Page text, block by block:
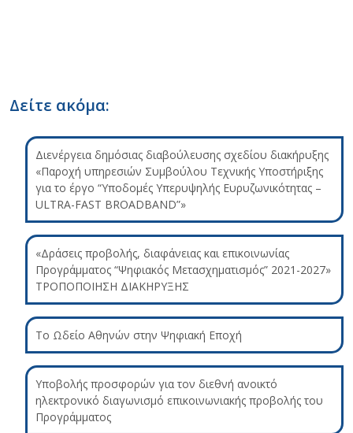
Δείτε ακόμα:
Διενέργεια δημόσιας διαβούλευσης σχεδίου διακήρυξης
«Παροχή υπηρεσιών Συμβούλου Τεχνικής Υποστήριξης
για το έργο “Υποδομές Υπερυψηλής Ευρυζωνικότητας –
ULTRA-FAST BROADBAND”»
«Δράσεις προβολής, διαφάνειας και επικοινωνίας
Προγράμματος “Ψηφιακός Μετασχηματισμός” 2021-2027»
ΤΡΟΠΟΠΟΙΗΣΗ ΔΙΑΚΗΡΥΞΗΣ
Το Ωδείο Αθηνών στην Ψηφιακή Εποχή
Υποβολής προσφορών για τον διεθνή ανοικτό
ηλεκτρονικό διαγωνισμό επικοινωνιακής προβολής του
Προγράμματος